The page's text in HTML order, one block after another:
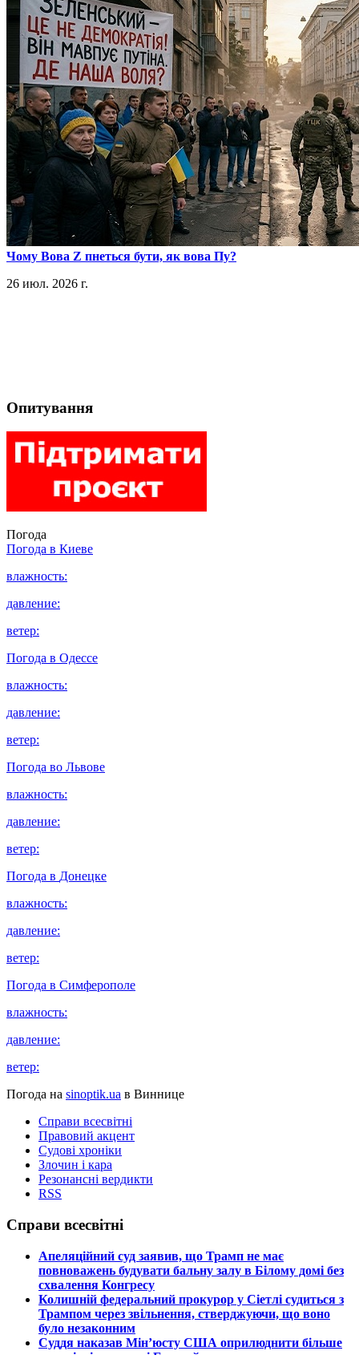
​Чому Вова Z пнеться бути, як вова Пу?
26 июл. 2026 г.
Опитування
Погода
Погода в Киеве
влажность:
давление:
ветер:
Погода в Одессе
влажность:
давление:
ветер:
Погода во Львове
влажность:
давление:
ветер:
Погода в Донецке
влажность:
давление:
ветер:
Погода в Симферополе
влажность:
давление:
ветер:
Погода на sinoptik.ua в Виннице
Справи всесвітні
Правовий акцент
Судові хроніки
Злочин і кара
Резонансні вердикти
RSS
Справи всесвітні
​Апеляційний суд заявив, що Трамп не має
повноважень будувати бальну залу в Білому домі без
схвалення Конгресу
​Колишній федеральний прокурор у Сіетлі судиться з
Трампом через звільнення, стверджуючи, що воно
було незаконним
​Суддя наказав Мін’юсту США оприлюднити більше